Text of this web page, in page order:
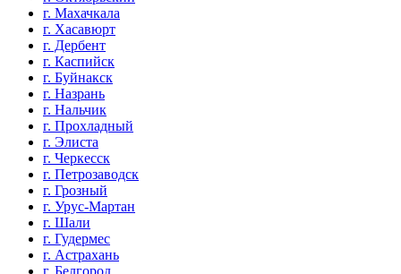
г. Махачкала
г. Хасавюрт
г. Дербент
г. Каспийск
г. Буйнакск
г. Назрань
г. Нальчик
г. Прохладный
г. Элиста
г. Черкесск
г. Петрозаводск
г. Грозный
г. Урус-Мартан
г. Шали
г. Гудермес
г. Астрахань
г. Белгород